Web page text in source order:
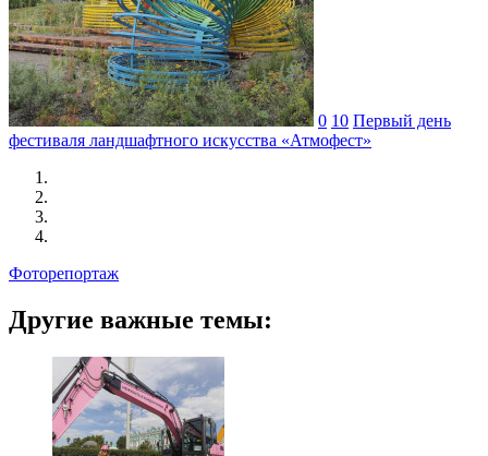
0 10 Первый день
фестиваля ландшафтного искусства «Атмофест»
Фоторепортаж
Другие важные темы: